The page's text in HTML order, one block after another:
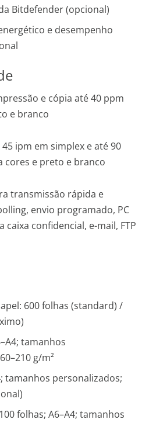
Bitdefender (opcional)
e desempenho
e cópia até 40 ppm
e branco
ipm em simplex e até 90
cores e preto e branco
transmissão rápida e
envio programado, PC
caixa confidencial, e-mail, FTP
600 folhas (standard) /
tamanhos
g/m²
tamanhos personalizados;
folhas; A6–A4; tamanhos